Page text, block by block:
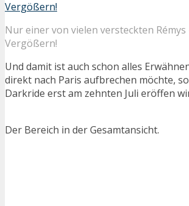
Nur einer von vielen versteckten Rémys
Vergößern!
Und damit ist auch schon alles
direkt nach Paris aufbrechen möchte,
Darkride erst am zehnten Juli eröffen
Der Bereich in der Gesamtansicht.